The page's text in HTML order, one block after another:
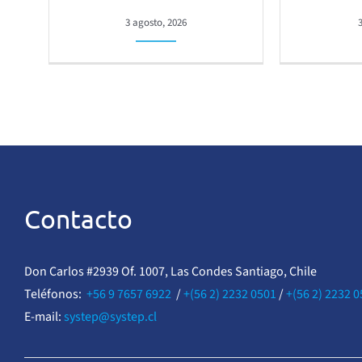
3 agosto, 2026
Contacto
Don Carlos #2939 Of. 1007, Las Condes Santiago, Chile
Teléfonos: +56 9 7657 6922/+(56 2) 2232 0501/+(56 2) 2232
E-mail: systep@systep.cl